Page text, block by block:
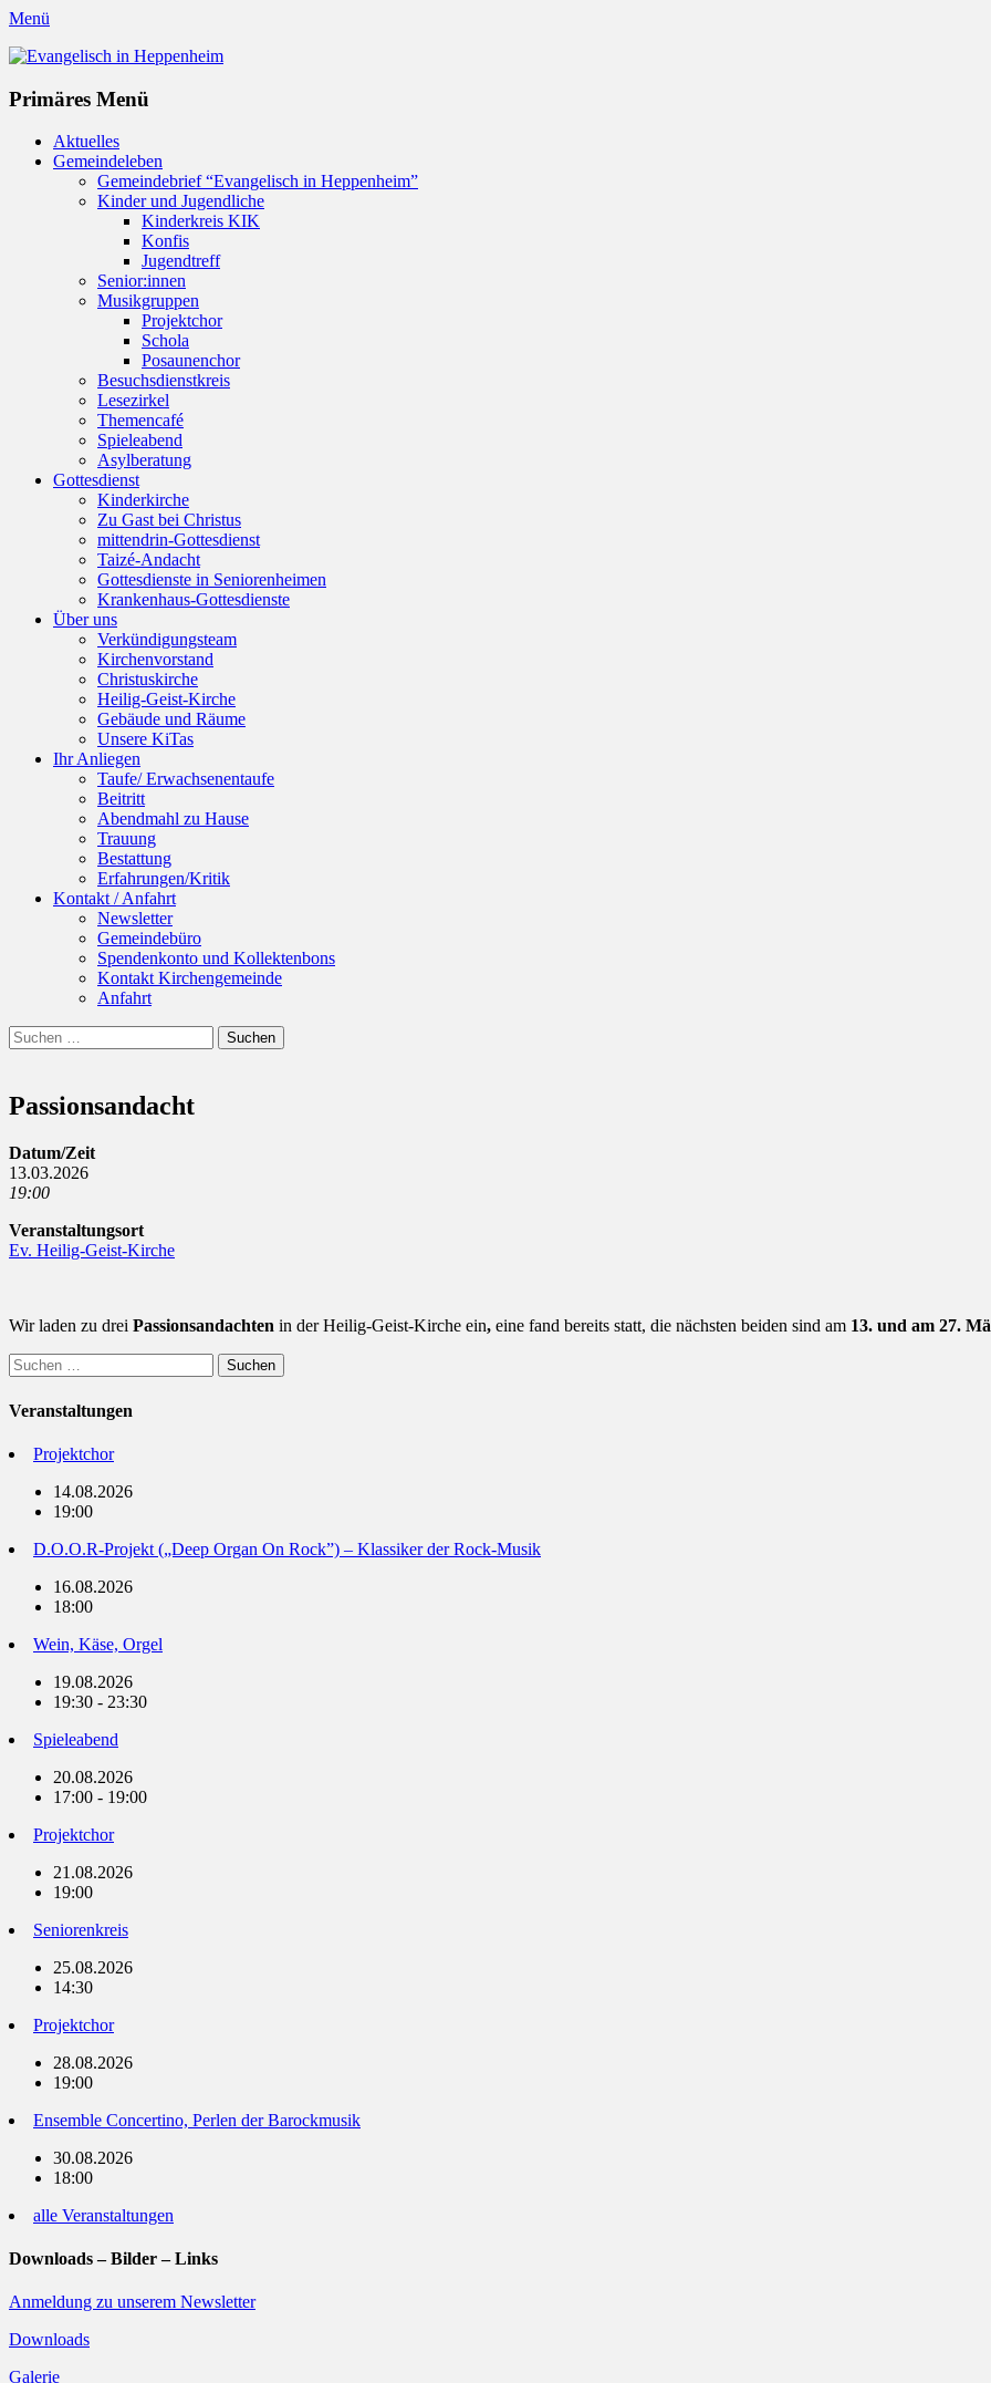
Menü
Evangelisch in Heppenheim
Primäres Menü
Zum
Inhalt
Aktuelles
Gemeindeleben
Gemeindebrief “Evangelisch in Heppenheim”
Kinder und Jugendliche
Kinderkreis KIK
Konfis
Jugendtreff
Senior:innen
Musikgruppen
Projektchor
Schola
Posaunenchor
Besuchsdienstkreis
Lesezirkel
Themencafé
Spieleabend
Asylberatung
Gottesdienst
Kinderkirche
Zu Gast bei Christus
mittendrin-Gottesdienst
Taizé-Andacht
Gottesdienste in Seniorenheimen
Krankenhaus-Gottesdienste
Über uns
Verkündigungsteam
Kirchenvorstand
Christuskirche
Heilig-Geist-Kirche
Gebäude und Räume
Unsere KiTas
Ihr Anliegen
Taufe/ Erwachsenentaufe
Beitritt
Abendmahl zu Hause
Trauung
Bestattung
Erfahrungen/Kritik
Kontakt / Anfahrt
Newsletter
Gemeindebüro
Spendenkonto und Kollektenbons
Kontakt Kirchengemeinde
Anfahrt
Suchen
Suchen
nach:
Passionsandacht
Datum/Zeit
13.03.2026
19:00
Veranstaltungsort
Ev. Heilig-Geist-Kirche
Wir laden zu drei Passionsandachten in der Heilig-Geist-Kirche ein, eine fand bereits statt, die nächsten beiden sind am 13. und am 27.
Suchen
nach:
Veranstaltungen
Projektchor
14.08.2026
19:00
D.O.O.R-Projekt („Deep Organ On Rock”) – Klassiker der Rock-Musik
16.08.2026
18:00
Wein, Käse, Orgel
19.08.2026
19:30 - 23:30
Spieleabend
20.08.2026
17:00 - 19:00
Projektchor
21.08.2026
19:00
Seniorenkreis
25.08.2026
14:30
Projektchor
28.08.2026
19:00
Ensemble Concertino, Perlen der Barockmusik
30.08.2026
18:00
alle Veranstaltungen
Downloads – Bilder – Links
Anmeldung zu unserem Newsletter
Downloads
Galerie